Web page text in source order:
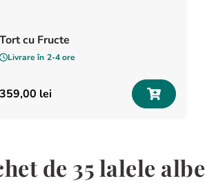
Tort cu Fructe
Livrare în 2-4 ore
359,00 lei
de 35 lalele albe